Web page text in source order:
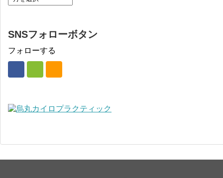
SNSフォローボタン
フォローする